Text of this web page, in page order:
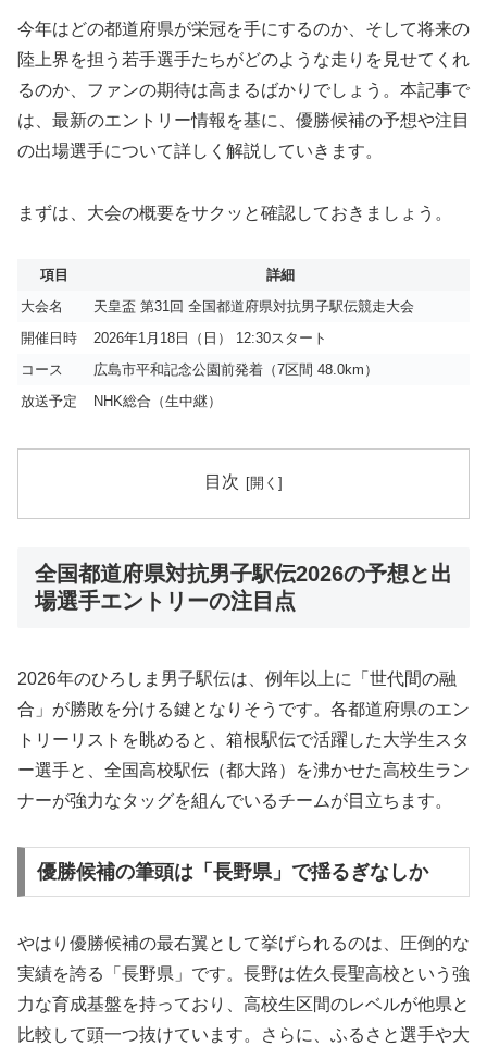
今年はどの都道府県が栄冠を手にするのか、そして将来の
陸上界を担う若手選手たちがどのような走りを見せてくれ
るのか、ファンの期待は高まるばかりでしょう。本記事で
は、最新のエントリー情報を基に、優勝候補の予想や注目
の出場選手について詳しく解説していきます。
まずは、大会の概要をサクッと確認しておきましょう。
項目
詳細
大会名
天皇盃 第31回 全国都道府県対抗男子駅伝競走大会
開催日時
2026年1月18日（日） 12:30スタート
コース
広島市平和記念公園前発着（7区間 48.0km）
放送予定
NHK総合（生中継）
目次
全国都道府県対抗男子駅伝2026の予想と出
場選手エントリーの注目点
2026年のひろしま男子駅伝は、例年以上に「世代間の融
合」が勝敗を分ける鍵となりそうです。各都道府県のエン
トリーリストを眺めると、箱根駅伝で活躍した大学生スタ
ー選手と、全国高校駅伝（都大路）を沸かせた高校生ラン
ナーが強力なタッグを組んでいるチームが目立ちます。
優勝候補の筆頭は「長野県」で揺るぎなしか
やはり優勝候補の最右翼として挙げられるのは、圧倒的な
実績を誇る「長野県」です。長野は佐久長聖高校という強
力な育成基盤を持っており、高校生区間のレベルが他県と
比較して頭一つ抜けています。さらに、ふるさと選手や大